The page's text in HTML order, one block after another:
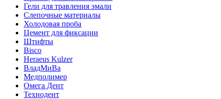
Гели для травления эмали
Слепочные материалы
Холодовая проба
Цемент для фиксации
Штифты
Bisco
Heraeus Kulzer
ВладМиВа
Медполимер
Омега Дент
Технодент